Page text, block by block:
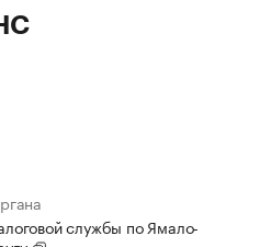
службы по Ямало-